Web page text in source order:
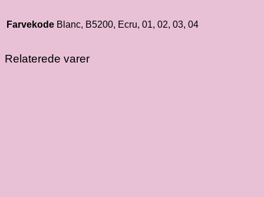
Farvekode Blanc, B5200, Ecru, 01, 02, 03, 04
Relaterede varer